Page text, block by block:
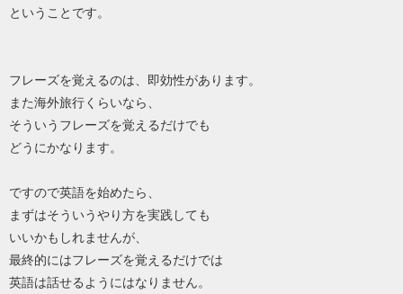
ということです。
フレーズを覚えるのは、即効性があります。
また海外旅行くらいなら、
そういうフレーズを覚えるだけでも
どうにかなります。
ですので英語を始めたら、
まずはそういうやり方を実践しても
いいかもしれませんが、
最終的にはフレーズを覚えるだけでは
英語は話せるようにはなりません。